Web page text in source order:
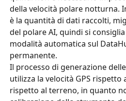
della velocità polare notturna.
è la quantità di dati raccolti,
del polare AI, quindi si
modalità automatica sul
permanente.
Il processo di generazione
utilizza la velocità GPS
rispetto al terreno, in quanto